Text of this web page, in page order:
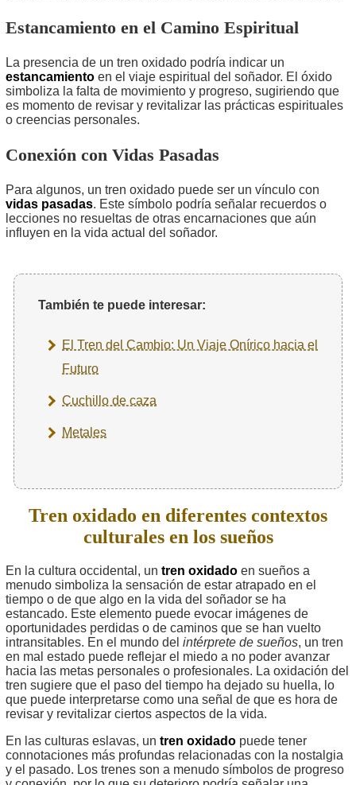
Estancamiento en el Camino Espiritual
La presencia de un tren oxidado podría indicar un
estancamiento en el viaje espiritual del soñador. El óxido
simboliza la falta de movimiento y progreso, sugiriendo que
es momento de revisar y revitalizar las prácticas espirituales
o creencias personales.
Conexión con Vidas Pasadas
Para algunos, un tren oxidado puede ser un vínculo con
vidas pasadas. Este símbolo podría señalar recuerdos o
lecciones no resueltas de otras encarnaciones que aún
influyen en la vida actual del soñador.
También te puede interesar:
El Tren del Cambio: Un Viaje Onírico hacia el
Futuro
Cuchillo de caza
Metales
Tren oxidado en diferentes contextos
culturales en los sueños
En la cultura occidental, un tren oxidado en sueños a
menudo simboliza la sensación de estar atrapado en el
tiempo o de que algo en la vida del soñador se ha
estancado. Este elemento puede evocar imágenes de
oportunidades perdidas o de caminos que se han vuelto
intransitables. En el mundo del intérprete de sueños, un tren
en mal estado puede reflejar el miedo a no poder avanzar
hacia las metas personales o profesionales. La oxidación del
tren sugiere que el paso del tiempo ha dejado su huella, lo
que puede interpretarse como una señal de que es hora de
revisar y revitalizar ciertos aspectos de la vida.
En las culturas eslavas, un tren oxidado puede tener
connotaciones más profundas relacionadas con la nostalgia
y el pasado. Los trenes son a menudo símbolos de progreso